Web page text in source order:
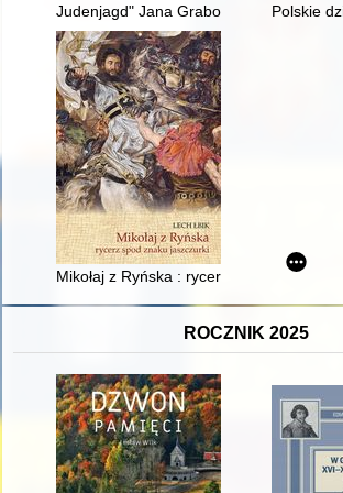
Judenjagd" Jana Grabowskiego :Polskie
Mikołaj z Ryńska : rycerz spod znaku
ROCZNIK 2025